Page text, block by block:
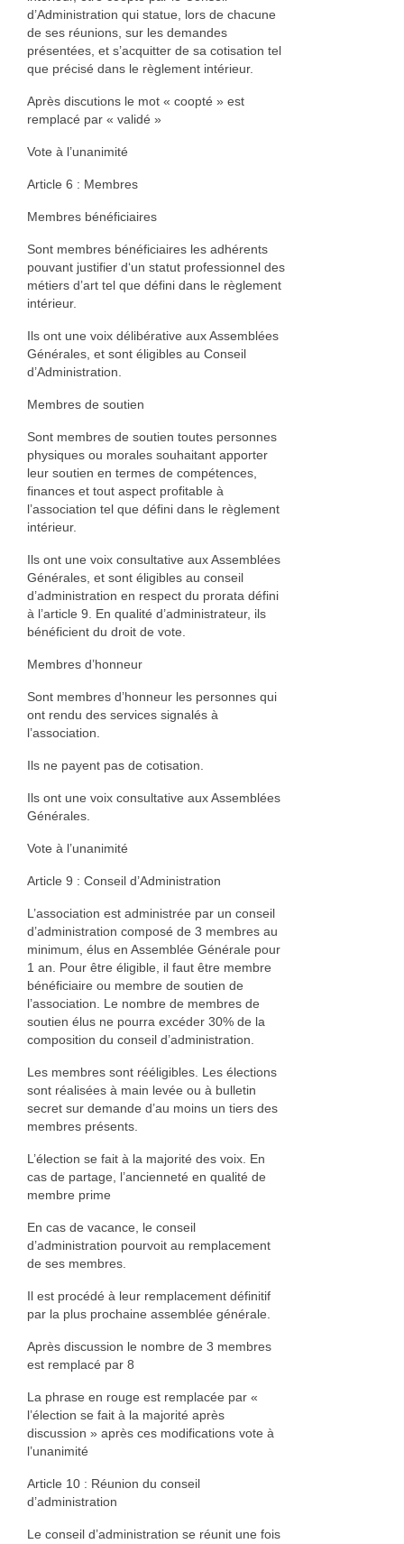
d’Administration qui statue, lors de chacune
de ses réunions, sur les demandes
présentées, et s’acquitter de sa cotisation tel
que précisé dans le règlement intérieur.
Après discutions le mot « coopté » est
remplacé par « validé »
Vote à l’unanimité
Article 6 : Membres
Membres bénéficiaires
Sont membres bénéficiaires les adhérents
pouvant justifier d‘un statut professionnel des
métiers d’art tel que défini dans le règlement
intérieur.
Ils ont une voix délibérative aux Assemblées
Générales, et sont éligibles au Conseil
d’Administration.
Membres de soutien
Sont membres de soutien toutes personnes
physiques ou morales souhaitant apporter
leur soutien en termes de compétences,
finances et tout aspect profitable à
l’association tel que défini dans le règlement
intérieur.
Ils ont une voix consultative aux Assemblées
Générales, et sont éligibles au conseil
d’administration en respect du prorata défini
à l’article 9. En qualité d’administrateur, ils
bénéficient du droit de vote.
Membres d’honneur
Sont membres d’honneur les personnes qui
ont rendu des services signalés à
l’association.
Ils ne payent pas de cotisation.
Ils ont une voix consultative aux Assemblées
Générales.
Vote à l’unanimité
Article 9 : Conseil d’Administration
L’association est administrée par un conseil
d’administration composé de 3 membres au
minimum, élus en Assemblée Générale pour
1 an. Pour être éligible, il faut être membre
bénéficiaire ou membre de soutien de
l’association. Le nombre de membres de
soutien élus ne pourra excéder 30% de la
composition du conseil d’administration.
Les membres sont rééligibles. Les élections
sont réalisées à main levée ou à bulletin
secret sur demande d’au moins un tiers des
membres présents.
L’élection se fait à la majorité des voix. En
cas de partage, l’ancienneté en qualité de
membre prime
En cas de vacance, le conseil
d’administration pourvoit au remplacement
de ses membres.
Il est procédé à leur remplacement définitif
par la plus prochaine assemblée générale.
Après discussion le nombre de 3 membres
est remplacé par 8
La phrase en rouge est remplacée par «
l’élection se fait à la majorité après
discussion » après ces modifications vote à
l’unanimité
Article 10 : Réunion du conseil
d’administration
Le conseil d’administration se réunit une fois